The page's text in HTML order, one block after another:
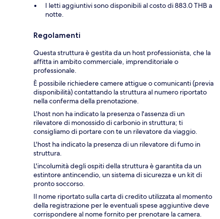
I letti aggiuntivi sono disponibili al costo di 883.0 THB a
notte.
Regolamenti
Questa struttura è gestita da un host professionista, che la
affitta in ambito commerciale, imprenditoriale o
professionale.
È possibile richiedere camere attigue o comunicanti (previa
disponibilità) contattando la struttura al numero riportato
nella conferma della prenotazione.
L'host non ha indicato la presenza o l'assenza di un
rilevatore di monossido di carbonio in struttura; ti
consigliamo di portare con te un rilevatore da viaggio.
L'host ha indicato la presenza di un rilevatore di fumo in
struttura.
L'incolumità degli ospiti della struttura è garantita da un
estintore antincendio, un sistema di sicurezza e un kit di
pronto soccorso.
Il nome riportato sulla carta di credito utilizzata al momento
della registrazione per le eventuali spese aggiuntive deve
corrispondere al nome fornito per prenotare la camera.